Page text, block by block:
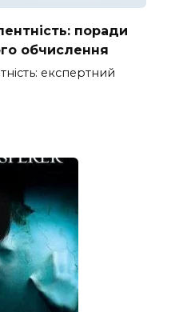
поради
обчислення
експертний